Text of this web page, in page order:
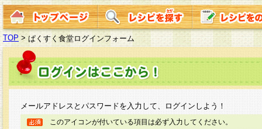
TOP > ぱくすく食堂ログインフォーム
メールアドレスとパスワードを入力して、ログインしよう！
このアイコンが付いている項目は必ず入力してください。